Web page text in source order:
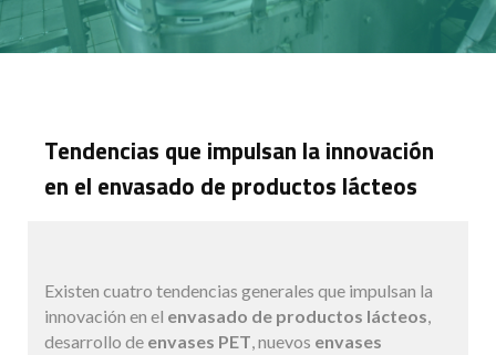
Tendencias que impulsan la innovación
en el envasado de productos lácteos
Existen cuatro tendencias generales que impulsan la
innovación en el envasado de productos lácteos,
desarrollo de envases PET, nuevos envases